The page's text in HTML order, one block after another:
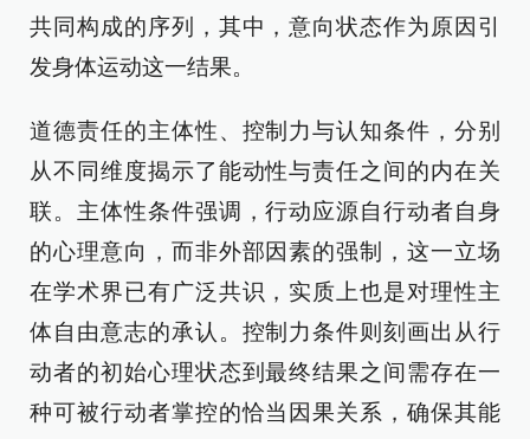
共同构成的序列，其中，意向状态作为原因引
发身体运动这一结果。
道德责任的主体性、控制力与认知条件，分别
从不同维度揭示了能动性与责任之间的内在关
联。主体性条件强调，行动应源自行动者自身
的心理意向，而非外部因素的强制，这一立场
在学术界已有广泛共识，实质上也是对理性主
体自由意志的承认。控制力条件则刻画出从行
动者的初始心理状态到最终结果之间需存在一
种可被行动者掌控的恰当因果关系，确保其能